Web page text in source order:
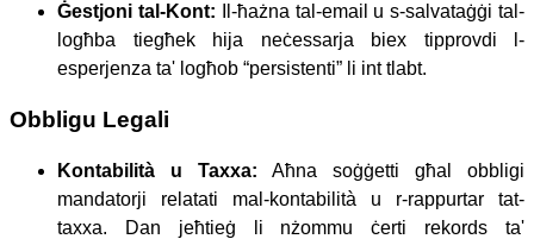
Ġestjoni tal-Kont: Il-ħażna tal-email u s-salvataġġi tal-
logħba tiegħek hija neċessarja biex tipprovdi l-
esperjenza ta' logħob “persistenti” li int tlabt.
Obbligu Legali
Kontabilità u Taxxa: Aħna soġġetti għal obbligi
mandatorji relatati mal-kontabilità u r-rappurtar tat-
taxxa. Dan jeħtieġ li nżommu ċerti rekords ta'